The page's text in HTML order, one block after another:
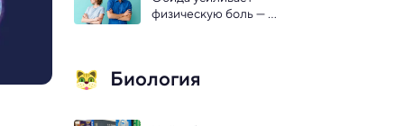
нюанс
физическую боль —
Биология